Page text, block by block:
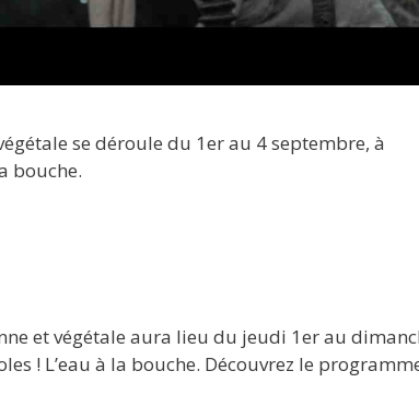
se déroule du 1er au 4 septembre, à
bouche.
et végétale aura lieu du jeudi 1er au
! L’eau à la bouche. Découvrez le